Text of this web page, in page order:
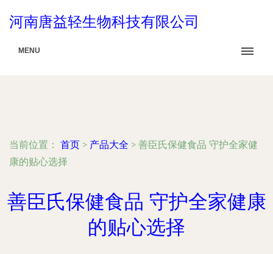
河南唐益轻生物科技有限公司
MENU
当前位置： 首页 > 产品大全 > 善臣氏保健食品 守护全家健
康的贴心选择
善臣氏保健食品 守护全家健康
的贴心选择